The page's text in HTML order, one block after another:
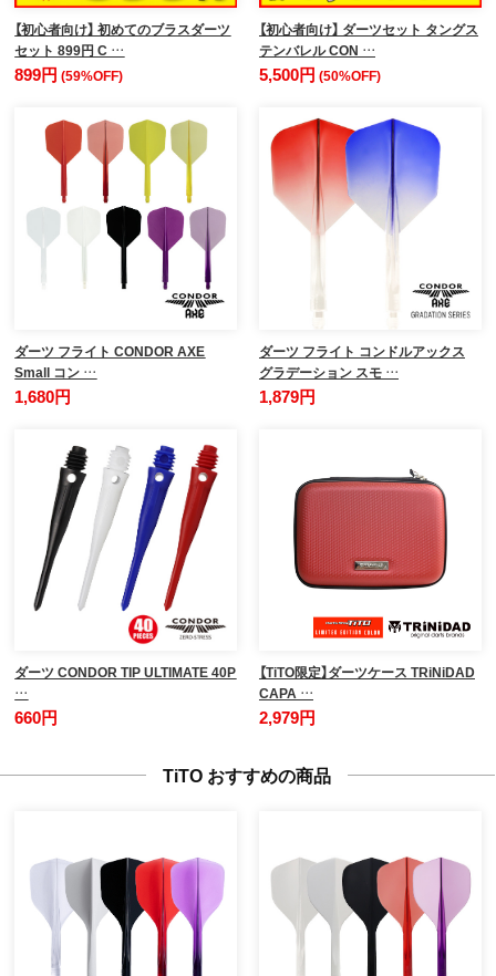
【初心者向け】 初めてのブラスダーツ
セット 899円 C …
899円(59%OFF)
【初心者向け】 ダーツセット タングス
テンバレル CON …
5,500円 (50%OFF)
ダーツ フライト CONDOR AXE
Small コン …
1,680円
ダーツ フライト コンドルアックス
グラデーション スモ …
1,879円
ダーツ CONDOR TIP ULTIMATE 40P
…
660円
【TiTO限定】ダーツケース TRiNiDAD
CAPA …
2,979円
TiTO おすすめの商品